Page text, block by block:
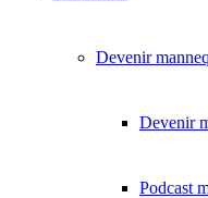
Devenir
Devenir
Podcast